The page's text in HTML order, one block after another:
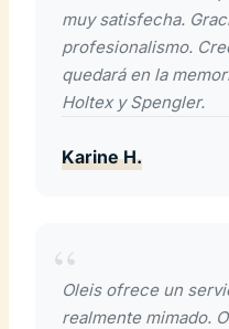
muy satisfecha.
profesionalismo.
quedará en la
Holtex y Spengler.
Karine H.
Oleis ofrece un
realmente mimado.